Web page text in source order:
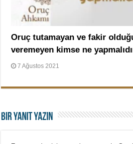
Oruç tutamayan ve fakir
veremeyen kimse ne
7 Ağustos 2021
Bir yanıt yazın